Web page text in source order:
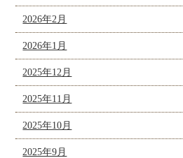
2026年2月
2026年1月
2025年12月
2025年11月
2025年10月
2025年9月